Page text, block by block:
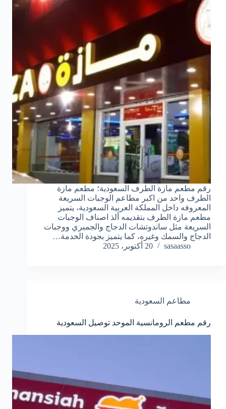
رقم مطعم مازة الطرف السعودية؛ مطعم مازة
الطرف واحد من اكبر مطاعم الوجبات السريعة
المعروفه داخل المملكة العربية السعودية، يتميز
مطعم مازة الطرف بتقديمه ألذ اصناف الوجبات
السريعة مثل ساندوتشات الدجاج والجمبري ووجبات
الدجاج والسمك وغيره، كما يتميز بجودة الخدمة…
sasaasso
20 أكتوبر، 2025
مطاعم السعودية
رقم مطعم الرومانسية الموحد توصيل السعودية